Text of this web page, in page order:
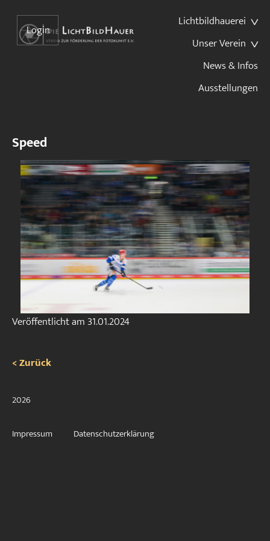
Lichtbildhauerei
Unser Verein
News & Infos
Ausstellungen
Login
Speed
Veröffentlicht am31.01.2024
< Zurück
2026
Impressum Datenschutzerklärung